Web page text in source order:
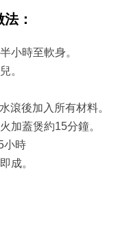
：
小時至軟身。
。
滾後加入所有材料。
加蓋煲約15分鐘。
小時
成。